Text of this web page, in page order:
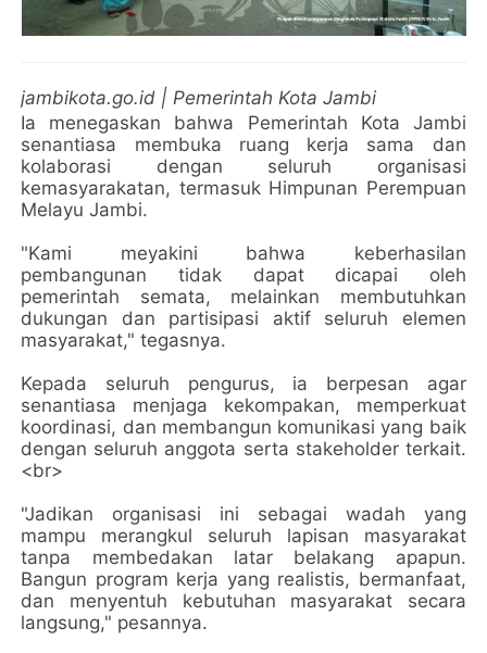
jambikota.go.id | Pemerintah Kota Jambi
Ia menegaskan bahwa Pemerintah Kota Jambi
senantiasa membuka ruang kerja sama dan
kolaborasi dengan seluruh organisasi
kemasyarakatan, termasuk Himpunan Perempuan
Melayu Jambi.
"Kami meyakini bahwa keberhasilan
pembangunan tidak dapat dicapai oleh
pemerintah semata, melainkan membutuhkan
dukungan dan partisipasi aktif seluruh elemen
masyarakat," tegasnya.
Kepada seluruh pengurus, ia berpesan agar
senantiasa menjaga kekompakan, memperkuat
koordinasi, dan membangun komunikasi yang baik
dengan seluruh anggota serta stakeholder terkait.
<br>
"Jadikan organisasi ini sebagai wadah yang
mampu merangkul seluruh lapisan masyarakat
tanpa membedakan latar belakang apapun.
Bangun program kerja yang realistis, bermanfaat,
dan menyentuh kebutuhan masyarakat secara
langsung," pesannya.